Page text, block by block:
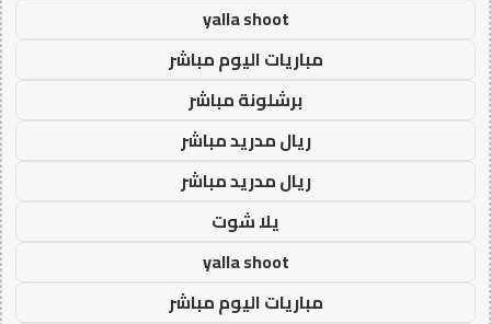
yalla shoot
مباريات اليوم مباشر
برشلونة مباشر
ريال مدريد مباشر
ريال مدريد مباشر
يلا شوت
yalla shoot
مباريات اليوم مباشر